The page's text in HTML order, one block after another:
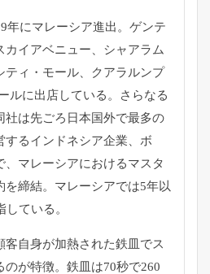
年にマレーシア進出。ゲンテ
カイアベニュー、シャアラム
ティ・モール、
クアラルンプ
ルに出店している。
さらなる
社は先ごろ日本国外で最多の
するインドネシア企業、ボ
マレーシアにおけるマスタ
締結。 マレーシアでは5年以
ている。
客自身が加熱された鉄皿でス
が特徴。 鉄皿は70秒で260